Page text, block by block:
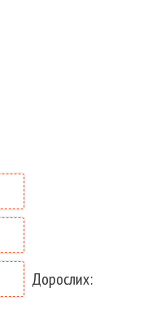
Дорослих: